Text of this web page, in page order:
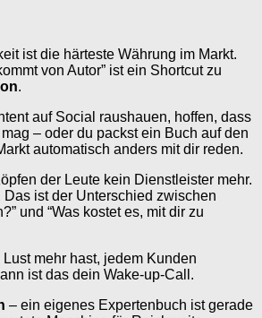
ist die härteste Währung im Markt.
von Autor” ist ein Shortcut zu
.
auf Social raushauen, hoffen, dass
– oder du packst ein Buch auf den
automatisch anders mit dir reden.
der Leute kein Dienstleister mehr.
Das ist der Unterschied zwischen
und “Was kostet es, mit dir zu
mehr hast, jedem Kunden
ist das dein Wake-up-Call.
– ein eigenes Expertenbuch ist gerade